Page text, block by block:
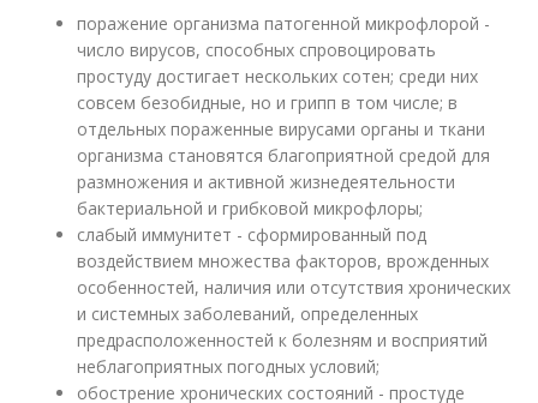
поражение организма патогенной микрофлорой -
число вирусов, способных спровоцировать
простуду достигает нескольких сотен; среди них
совсем безобидные, но и грипп в том числе; в
отдельных пораженные вирусами органы и ткани
организма становятся благоприятной средой для
размножения и активной жизнедеятельности
бактериальной и грибковой микрофлоры;
слабый иммунитет - сформированный под
воздействием множества факторов, врожденных
особенностей, наличия или отсутствия хронических
и системных заболеваний, определенных
предрасположенностей к болезням и восприятий
неблагоприятных погодных условий;
обострение хронических состояний - простуде